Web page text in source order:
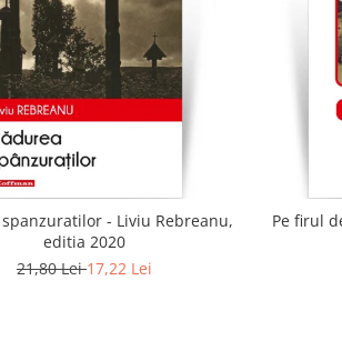
- Liviu Rebreanu,
editia 2020
21,80 Lei17,22 Lei
Pe firul